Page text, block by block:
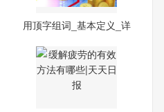
用顶字组词_基本定义_详